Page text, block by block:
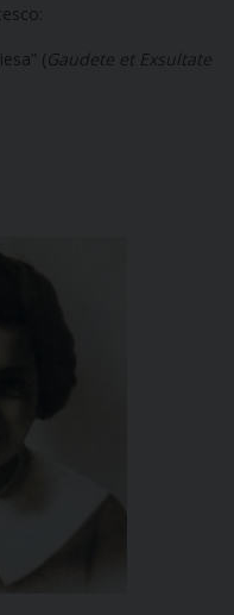
(Gaudete et Exsultate